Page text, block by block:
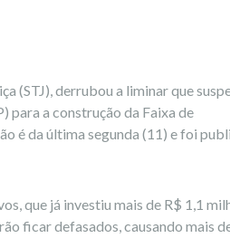
(STJ), derrubou a liminar que
a construção da Faixa de
é da última segunda (11) e foi
que já investiu mais de R$ 1,1
ficar defasados, causando mais